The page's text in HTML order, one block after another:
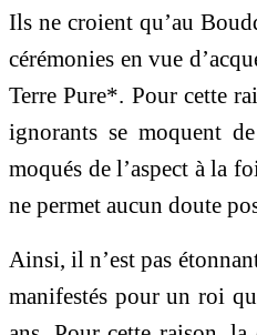
Ils ne croient qu’au
cérémonies en vue
Terre Pure*. Pour cette
ignorants se moquent
moqués de l’aspect à la
ne permet aucun doute
Ainsi, il n’est pas
manifestés pour un roi